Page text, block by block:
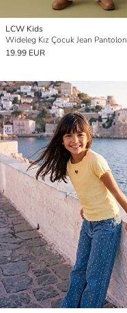
LCW Kids
Wideleg Kız Çocuk Jean Pantolon
19.99 EUR